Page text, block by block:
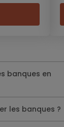
banques en
les banques ?